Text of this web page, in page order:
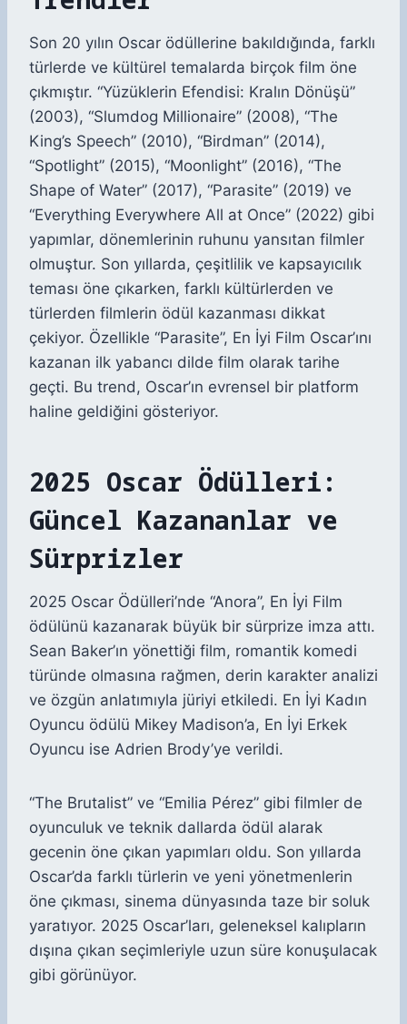
Son 20 yılın Oscar ödüllerine bakıldığında, farklı
türlerde ve kültürel temalarda birçok film öne
çıkmıştır. “Yüzüklerin Efendisi: Kralın Dönüşü”
(2003), “Slumdog Millionaire” (2008), “The
King’s Speech” (2010), “Birdman” (2014),
“Spotlight” (2015), “Moonlight” (2016), “The
Shape of Water” (2017), “Parasite” (2019) ve
“Everything Everywhere All at Once” (2022) gibi
yapımlar, dönemlerinin ruhunu yansıtan filmler
olmuştur. Son yıllarda, çeşitlilik ve kapsayıcılık
teması öne çıkarken, farklı kültürlerden ve
türlerden filmlerin ödül kazanması dikkat
çekiyor. Özellikle “Parasite”, En İyi Film Oscar’ını
kazanan ilk yabancı dilde film olarak tarihe
geçti. Bu trend, Oscar’ın evrensel bir platform
haline geldiğini gösteriyor.
2025 Oscar Ödülleri:
Güncel Kazananlar ve
Sürprizler
2025 Oscar Ödülleri’nde “Anora”, En İyi Film
ödülünü kazanarak büyük bir sürprize imza attı.
Sean Baker’ın yönettiği film, romantik komedi
türünde olmasına rağmen, derin karakter analizi
ve özgün anlatımıyla jüriyi etkiledi. En İyi Kadın
Oyuncu ödülü Mikey Madison’a, En İyi Erkek
Oyuncu ise Adrien Brody’ye verildi.
“The Brutalist” ve “Emilia Pérez” gibi filmler de
oyunculuk ve teknik dallarda ödül alarak
gecenin öne çıkan yapımları oldu. Son yıllarda
Oscar’da farklı türlerin ve yeni yönetmenlerin
öne çıkması, sinema dünyasında taze bir soluk
yaratıyor. 2025 Oscar’ları, geleneksel kalıpların
dışına çıkan seçimleriyle uzun süre konuşulacak
gibi görünüyor.